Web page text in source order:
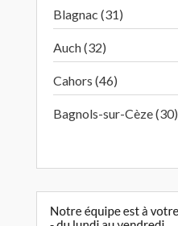
Blagnac (31)
Auch (32)
Cahors (46)
Bagnols-sur-Cèze (30)